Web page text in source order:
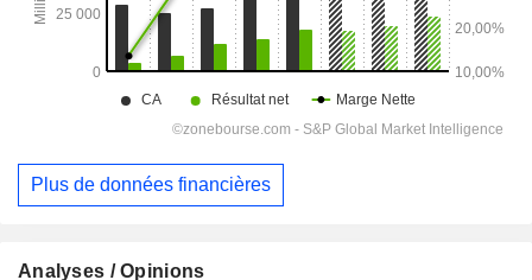
Plus de données financières
Analyses / Opinions